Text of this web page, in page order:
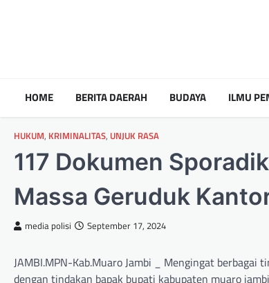
HOME BERITA DAERAH BUDAYA ILMU
HUKUM, KRIMINALITAS, UNJUK RASA
117 Dokumen
Massa Geruduk
media polisi September 17, 2024
JAMBI.MPN-Kab.Muaro Jambi _ Mengingat
dengan tindakan bapak bupati kabupaten muaro